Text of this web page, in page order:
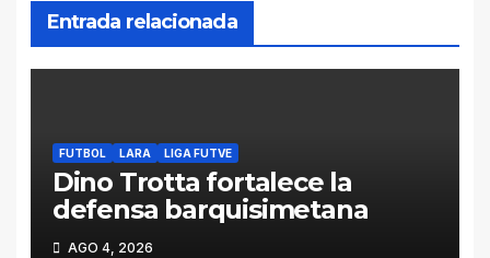
Entrada relacionada
FUTBOL LARA LIGA FUTVE
Dino Trotta fortalece la
defensa barquisimetana
AGO 4, 2026